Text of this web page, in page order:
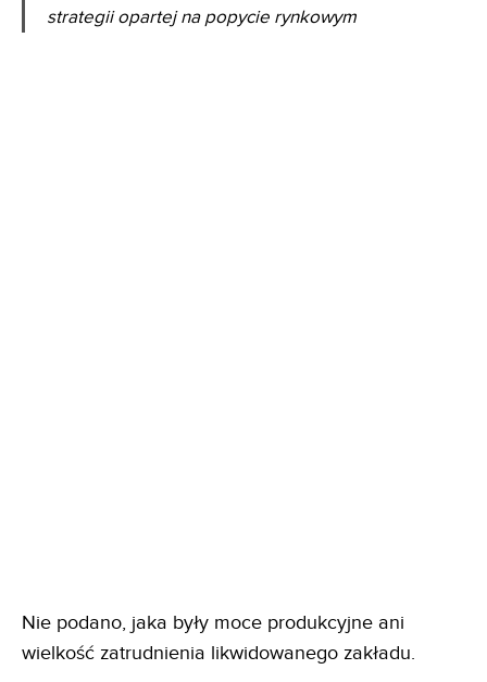
strategii opartej na popycie rynkowym
Nie podano, jaka były moce produkcyjne ani
wielkość zatrudnienia likwidowanego zakładu.